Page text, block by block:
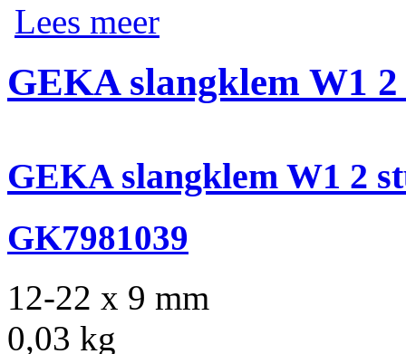
Lees meer
GEKA slangklem W1
GEKA slangklem W1 2
GK7981039
12-22 x 9 mm
0,03 kg